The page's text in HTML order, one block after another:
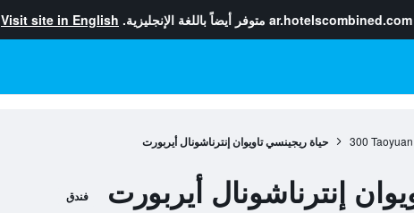
ar.hotelscombined.com متوفر أيضاً باللغة الإنجليزية. Visit site in English
300 حياة ريجينسي تاويوان إنترناشونال أيربورت
إنترناشونال أيربورت فندق